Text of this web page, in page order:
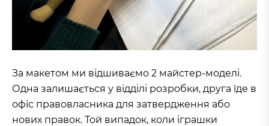
За макетом ми відшиваємо 2 майстер-моделі.
Одна залишається у відділі розробки, друга їде в
офіс правовласника для затвердження або
нових правок. Той випадок, коли іграшки